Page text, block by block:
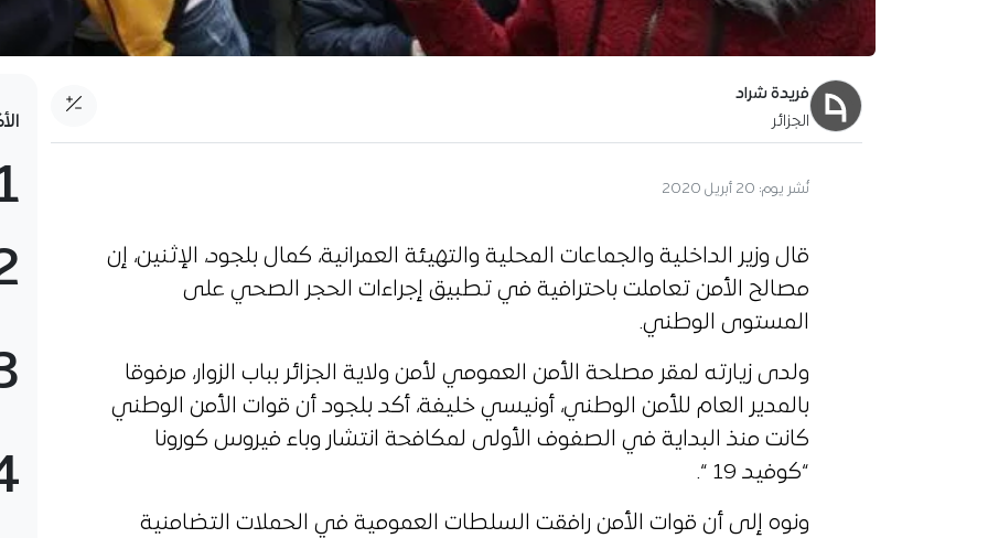
فريدة شراد
الجزائر
نُشر يوم: 20 أبريل 2020
قال وزير الداخلية والجماعات المحلية والتهيئة العمرانية، كمال بلجود، الإثنين، إن
مصالح الأمن تعاملت باحترافية في تطبيق إجراءات الحجر الصحي على
المستوى الوطني.
ولدى زيارته لمقر مصلحة الأمن العمومي لأمن ولاية الجزائر بباب الزوار، مرفوقا
بالمدير العام للأمن الوطني، أونيسي خليفة، أكد بلجود أن قوات الأمن الوطني
كانت منذ البداية في الصفوف الأولى لمكافحة انتشار وباء فيروس كورونا
“كوفيد 19 “.
ونوه إلى أن قوات الأمن رافقت السلطات العمومية في الحملات التضامنية